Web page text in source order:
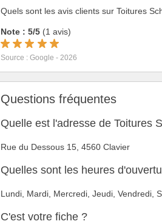
Quels sont les avis clients sur Toitures
Note : 5/5 (1 avis)
Source : Google - 2026
Questions fréquentes
Quelle est l'adresse de Toitures
Rue du Dessous 15, 4560 Clavier
Quelles sont les heures
Lundi, Mardi, Mercredi, Jeudi, Vendredi,
C'est votre fiche ?